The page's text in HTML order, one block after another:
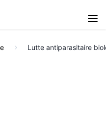
Lutte antiparasitaire